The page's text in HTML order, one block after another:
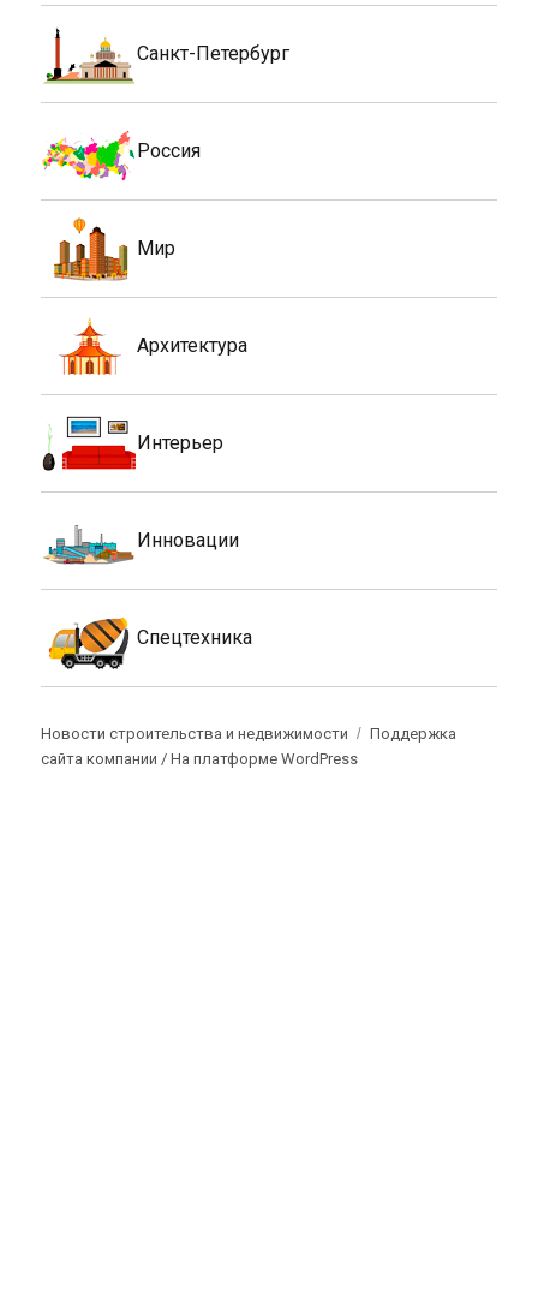
Санкт-Петербург
Россия
Мир
Архитектура
Интерьер
Инновации
Спецтехника
Новости строительства и недвижимости
Поддержка
сайта компании /На платформе WordPress